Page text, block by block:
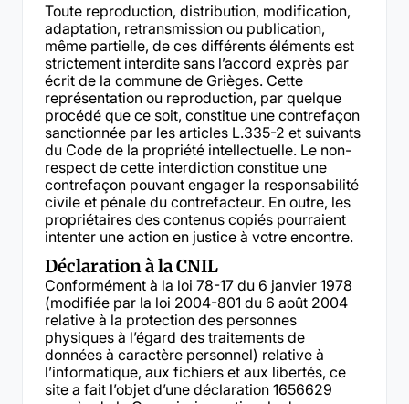
Toute reproduction, distribution, modification,
adaptation, retransmission ou publication,
même partielle, de ces différents éléments est
strictement interdite sans l’accord exprès par
écrit de la commune de Grièges. Cette
représentation ou reproduction, par quelque
procédé que ce soit, constitue une contrefaçon
sanctionnée par les articles L.335-2 et suivants
du Code de la propriété intellectuelle. Le non-
respect de cette interdiction constitue une
contrefaçon pouvant engager la responsabilité
civile et pénale du contrefacteur. En outre, les
propriétaires des contenus copiés pourraient
intenter une action en justice à votre encontre.
Déclaration à la CNIL
Conformément à la loi 78-17 du 6 janvier 1978
(modifiée par la loi 2004-801 du 6 août 2004
relative à la protection des personnes
physiques à l’égard des traitements de
données à caractère personnel) relative à
l’informatique, aux fichiers et aux libertés, ce
site a fait l’objet d’une déclaration 1656629